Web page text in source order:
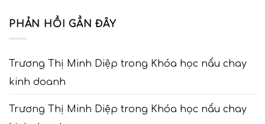
PHẢN HỒI GẦN ĐÂY
Trương Thị Minh Diệp trong Khóa học nấu chay
kinh doanh
Trương Thị Minh Diệp trong Khóa học nấu chay